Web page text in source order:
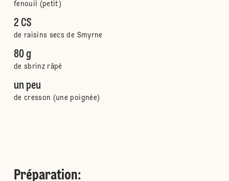
fenouil (petit)
2 CS
de raisins secs de Smyrne
80 g
de sbrinz râpé
un peu
de cresson (une poignée)
Préparation: